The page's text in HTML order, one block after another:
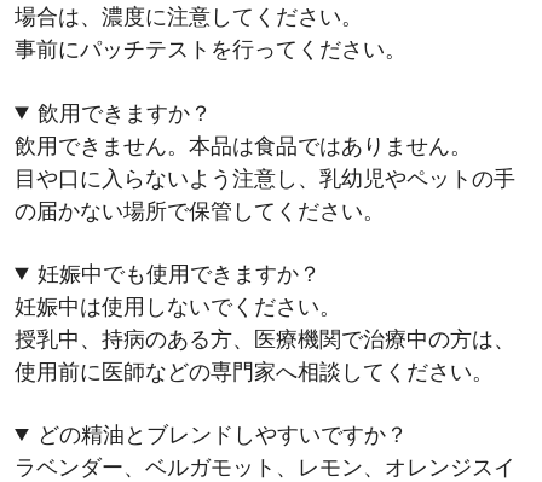
場合は、濃度に注意してください。
事前にパッチテストを行ってください。
飲用できますか？
飲用できません。本品は食品ではありません。
目や口に入らないよう注意し、乳幼児やペットの手
の届かない場所で保管してください。
妊娠中でも使用できますか？
妊娠中は使用しないでください。
授乳中、持病のある方、医療機関で治療中の方は、
使用前に医師などの専門家へ相談してください。
どの精油とブレンドしやすいですか？
ラベンダー、ベルガモット、レモン、オレンジスイ